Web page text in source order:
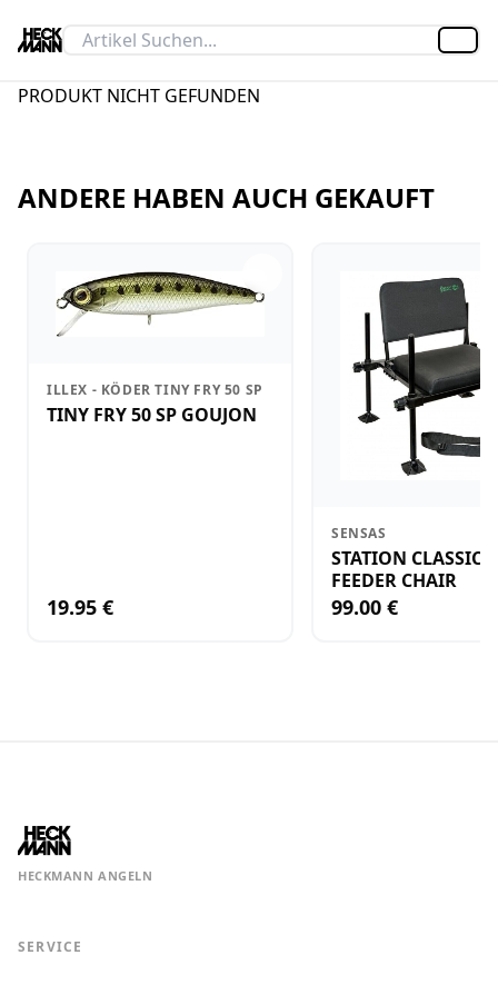
PRODUKT NICHT GEFUNDEN
ANDERE HABEN AUCH GEKAUFT
ILLEX - KÖDER TINY FRY 50 SP
TINY FRY 50 SP GOUJON
19.95 €
SENSAS
STATION CLASSIC
FEEDER CHAIR
99.00 €
HECKMANN ANGELN
SERVICE